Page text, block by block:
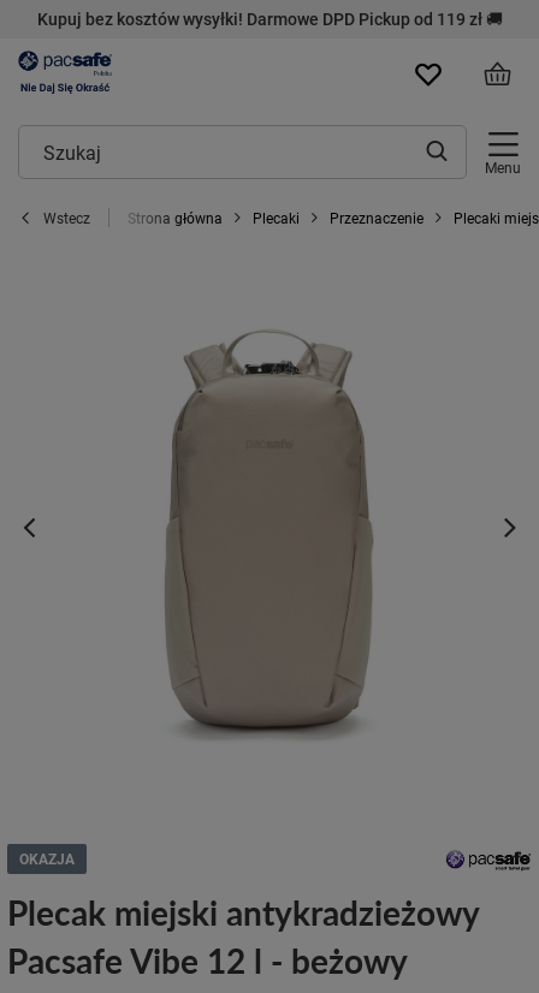
Kupuj bez kosztów wysyłki! Darmowe DPD Pickup od 119 zł 🚚
Menu
Wstecz Strona główna Plecaki Przeznaczenie Plecaki
OKAZJA
Plecak miejski antykradzieżowy
Pacsafe Vibe 12 l - beżowy